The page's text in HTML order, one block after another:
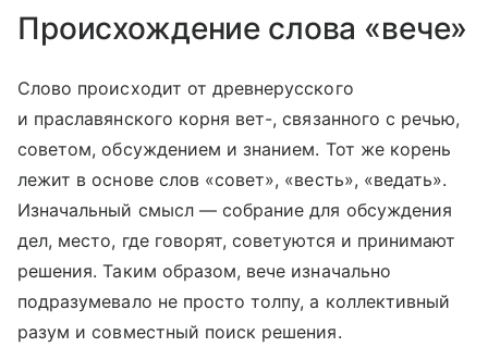
Происхождение слова «вече»
Слово происходит от древнерусского
и праславянского корня вет-, связанного с речью,
советом, обсуждением и знанием. Тот же корень
лежит в основе слов «совет», «весть», «ведать».
Изначальный смысл — собрание для обсуждения
дел, место, где говорят, советуются и принимают
решения. Таким образом, вече изначально
подразумевало не просто толпу, а коллективный
разум и совместный поиск решения.